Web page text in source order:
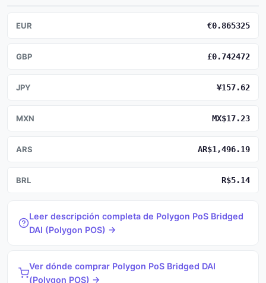
EUR €0.865325
GBP £0.742472
JPY ¥157.62
MXN MX$17.23
ARS AR$1,496.19
BRL R$5.14
Leer descripción completa de Polygon PoS Bridged
DAI (Polygon POS) →
Ver dónde comprar Polygon PoS Bridged DAI
(Polygon POS) →